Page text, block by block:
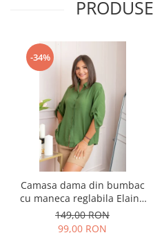
-34%
Camasa dama din bumbac
cu maneca reglabila Elaine
- Verde
149,00 RON
99,00 RON